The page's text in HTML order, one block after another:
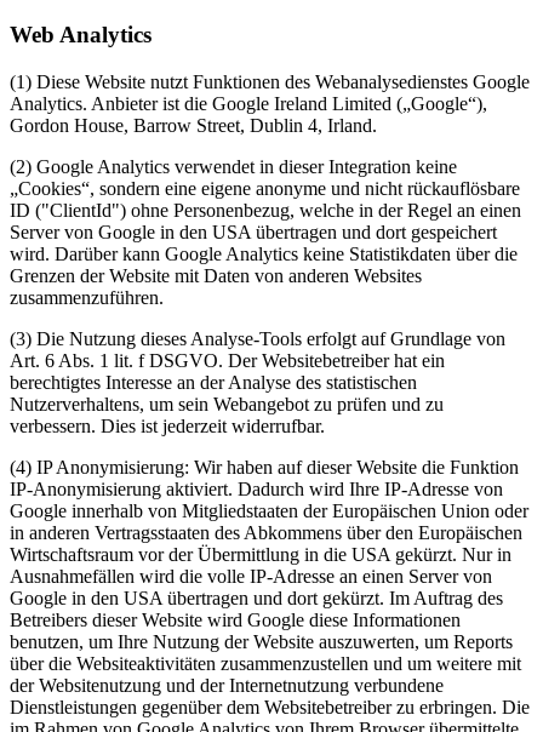
Web Analytics
(1) Diese Website nutzt Funktionen des Webanalysedienstes Google
Analytics. Anbieter ist die Google Ireland Limited („Google“),
Gordon House, Barrow Street, Dublin 4, Irland.
(2) Google Analytics verwendet in dieser Integration keine
„Cookies“, sondern eine eigene anonyme und nicht rückauflösbare
ID ("ClientId") ohne Personenbezug, welche in der Regel an einen
Server von Google in den USA übertragen und dort gespeichert
wird. Darüber kann Google Analytics keine Statistikdaten über die
Grenzen der Website mit Daten von anderen Websites
zusammenzuführen.
(3) Die Nutzung dieses Analyse-Tools erfolgt auf Grundlage von
Art. 6 Abs. 1 lit. f DSGVO. Der Websitebetreiber hat ein
berechtigtes Interesse an der Analyse des statistischen
Nutzerverhaltens, um sein Webangebot zu prüfen und zu
verbessern. Dies ist jederzeit widerrufbar.
(4) IP Anonymisierung: Wir haben auf dieser Website die Funktion
IP-Anonymisierung aktiviert. Dadurch wird Ihre IP-Adresse von
Google innerhalb von Mitgliedstaaten der Europäischen Union oder
in anderen Vertragsstaaten des Abkommens über den Europäischen
Wirtschaftsraum vor der Übermittlung in die USA gekürzt. Nur in
Ausnahmefällen wird die volle IP-Adresse an einen Server von
Google in den USA übertragen und dort gekürzt. Im Auftrag des
Betreibers dieser Website wird Google diese Informationen
benutzen, um Ihre Nutzung der Website auszuwerten, um Reports
über die Websiteaktivitäten zusammenzustellen und um weitere mit
der Websitenutzung und der Internetnutzung verbundene
Dienstleistungen gegenüber dem Websitebetreiber zu erbringen. Die